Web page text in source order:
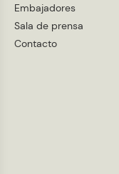
Embajadores
Sala de prensa
Contacto